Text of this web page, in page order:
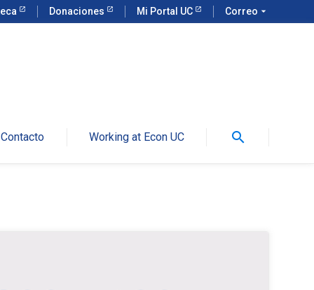
Donaciones Mi Portal UC Correo arrow_drop_down
Contacto Working at Econ UC search